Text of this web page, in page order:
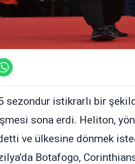
sezondur istikrarlı bir
sona erdi. Heliton,
ve ülkesine dönmek
Botafogo,